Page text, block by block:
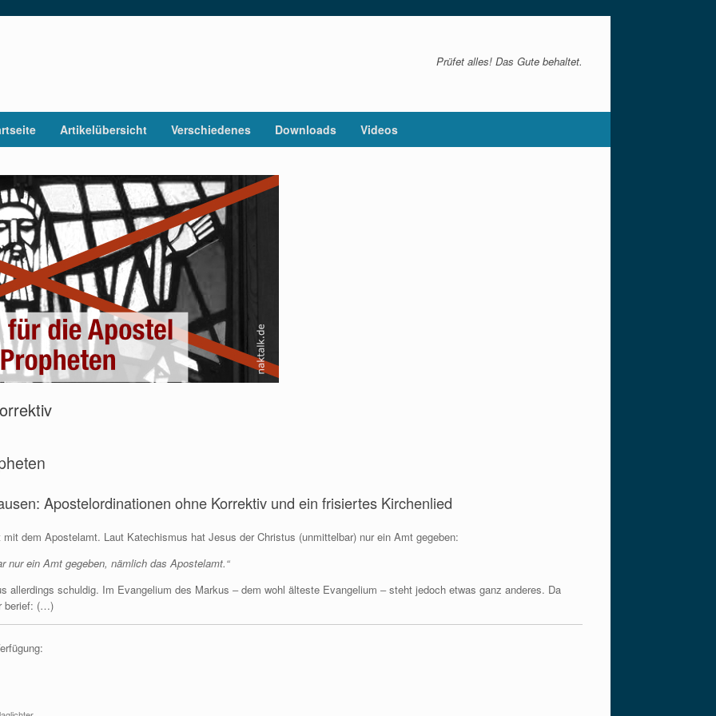
Prüfet alles! Das Gute behaltet.
Artikelübersicht Verschiedenes Downloads Videos
Apostelordinationen ohne Korrektiv und ein frisiertes Kirchenlied
dem Apostelamt. Laut Katechismus hat Jesus der Christus (unmittelbar) nur ein Amt gegeben:
nur ein Amt gegeben, nämlich das Apostelamt.“
allerdings schuldig. Im Evangelium des Markus ‒ dem wohl älteste Evangelium ‒ steht jedoch etwas ganz anderes. Da
berief: (…)